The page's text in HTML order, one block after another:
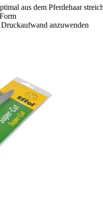
aus dem Pferdehaar
anzuwenden